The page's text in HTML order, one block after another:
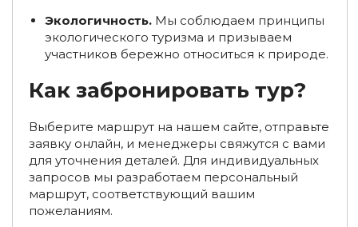
Туры в Дагестан из Новосибирска
Туры в Дагестан из Краснодара
Туры в Дагестан из Красноярска
Туры в Дагестан из Пензы
Туры в Дагестан из Барнаула
Туры в Дагестан из Ставрополя
Туры на Бархан Сарыкум
Экологичность. Мы соблюдаем принципы
экологического туризма и призываем
участников бережно относиться к природе.
Как забронировать тур?
Выберите маршрут на нашем сайте, отправьте
заявку онлайн, и менеджеры свяжутся с вами
для уточнения деталей. Для индивидуальных
запросов мы разработаем персональный
маршрут, соответствующий вашим
пожеланиям.